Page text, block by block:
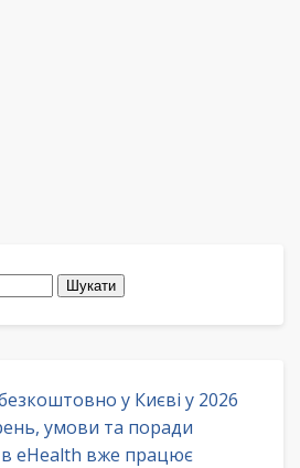
у Києві у 2026
умови та поради
в eHealth вже працює